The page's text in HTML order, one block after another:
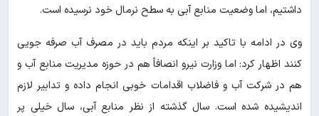
داشتیم، اما وضعیت منابع آبی به سطح نرمال خود نرسیده است.
وی در ادامه با تاکید بر اینکه مردم باید در مصرف آب صرفه جویی
کنند اظهار کرد: اما وزارت نیرو انصافاً هم در حوزه مدیریت منابع آب و
هم در شرکت آب و فاضلاب اقدامات خوبی انجام داده و تدابیر لازم
اندیشیده شده است. سال گذشته از نظر منابع آبی، سال خیلی پر